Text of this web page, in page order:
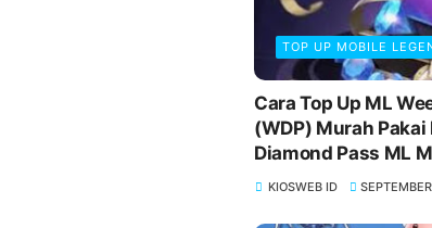
TOP UP MOBILE
Cara Top Up ML
(WDP) Murah
Diamond Pass ML
KIOSWEB ID